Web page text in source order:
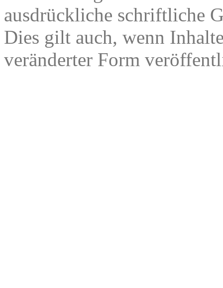
ausdrückliche schriftliche
Dies gilt auch, wenn
veränderter Form